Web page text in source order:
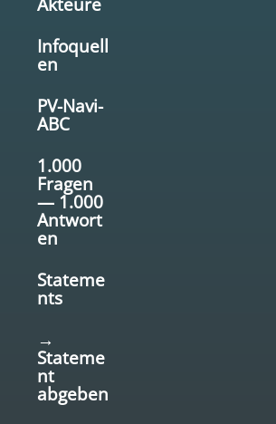
Infoquell
en
PV-Navi-
ABC
1.000
Fragen
— 1.000
Antwort
en
Stateme
nts
→
Stateme
nt
abgeben